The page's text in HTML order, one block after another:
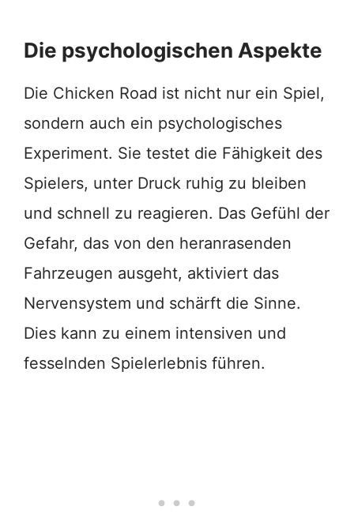
Die psychologischen Aspekte
Die Chicken Road ist nicht nur ein Spiel,
sondern auch ein psychologisches
Experiment. Sie testet die Fähigkeit des
Spielers, unter Druck ruhig zu bleiben
und schnell zu reagieren. Das Gefühl der
Gefahr, das von den heranrasenden
Fahrzeugen ausgeht, aktiviert das
Nervensystem und schärft die Sinne.
Dies kann zu einem intensiven und
fesselnden Spielerlebnis führen.